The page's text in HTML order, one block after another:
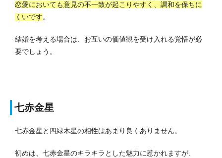
恋愛においても意見の不一致が起こりやすく、調和を保ちに
くいです。
結婚を考える場合は、お互いの価値観を受け入れる覚悟が必
要でしょう。
七赤金星
七赤金星と四緑木星の相性はあまり良くありません。
初めは、七赤金星のキラキラとした魅力に惹かれますが、